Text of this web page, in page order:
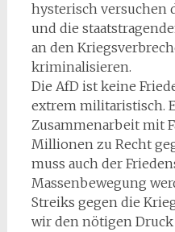
hysterisch versuchen
und die
an den
kriminalisieren.
Die AfD ist keine
extrem militaristisch.
Zusammenarbeit mit
Millionen zu Recht
muss auch der
Massenbewegung
Streiks gegen die
wir den nötigen